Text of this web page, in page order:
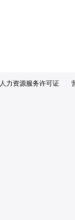
人力资源服务许可证